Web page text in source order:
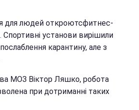
для людей откроютсфитнес-
Спортивні установи вирішили
карантину, але з
МОЗ Віктор Ляшко, робота
при дотриманні таких